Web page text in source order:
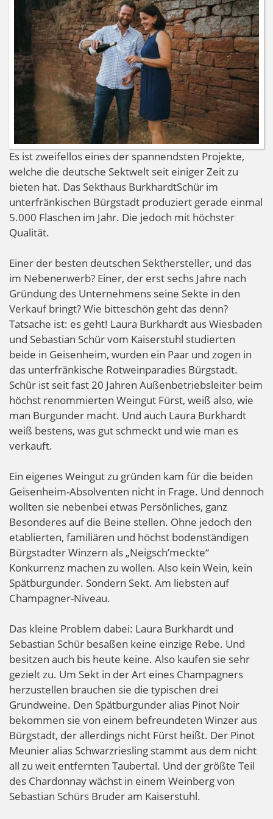
Es ist zweifellos eines der spannendsten Projekte,
welche die deutsche Sektwelt seit einiger Zeit zu
bieten hat. Das Sekthaus BurkhardtSchür im
unterfränkischen Bürgstadt produziert gerade einmal
5.000 Flaschen im Jahr. Die jedoch mit höchster
Qualität.
Einer der besten deutschen Sekthersteller, und das
im Nebenerwerb? Einer, der erst sechs Jahre nach
Gründung des Unternehmens seine Sekte in den
Verkauf bringt? Wie bitteschön geht das denn?
Tatsache ist: es geht! Laura Burkhardt aus Wiesbaden
und Sebastian Schür vom Kaiserstuhl studierten
beide in Geisenheim, wurden ein Paar und zogen in
das unterfränkische Rotweinparadies Bürgstadt.
Schür ist seit fast 20 Jahren Außenbetriebsleiter beim
höchst renommierten Weingut Fürst, weiß also, wie
man Burgunder macht. Und auch Laura Burkhardt
weiß bestens, was gut schmeckt und wie man es
verkauft.
Ein eigenes Weingut zu gründen kam für die beiden
Geisenheim-Absolventen nicht in Frage. Und dennoch
wollten sie nebenbei etwas Persönliches, ganz
Besonderes auf die Beine stellen. Ohne jedoch den
etablierten, familiären und höchst bodenständigen
Bürgstadter Winzern als „Neigsch’meckte“
Konkurrenz machen zu wollen. Also kein Wein, kein
Spätburgunder. Sondern Sekt. Am liebsten auf
Champagner-Niveau.
Das kleine Problem dabei: Laura Burkhardt und
Sebastian Schür besaßen keine einzige Rebe. Und
besitzen auch bis heute keine. Also kaufen sie sehr
gezielt zu. Um Sekt in der Art eines Champagners
herzustellen brauchen sie die typischen drei
Grundweine. Den Spätburgunder alias Pinot Noir
bekommen sie von einem befreundeten Winzer aus
Bürgstadt, der allerdings nicht Fürst heißt. Der Pinot
Meunier alias Schwarzriesling stammt aus dem nicht
all zu weit entfernten Taubertal. Und der größte Teil
des Chardonnay wächst in einem Weinberg von
Sebastian Schürs Bruder am Kaiserstuhl.